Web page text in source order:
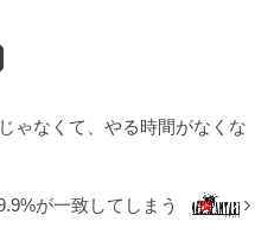
ゃなくて、やる時間がなくな
が一致してしまう